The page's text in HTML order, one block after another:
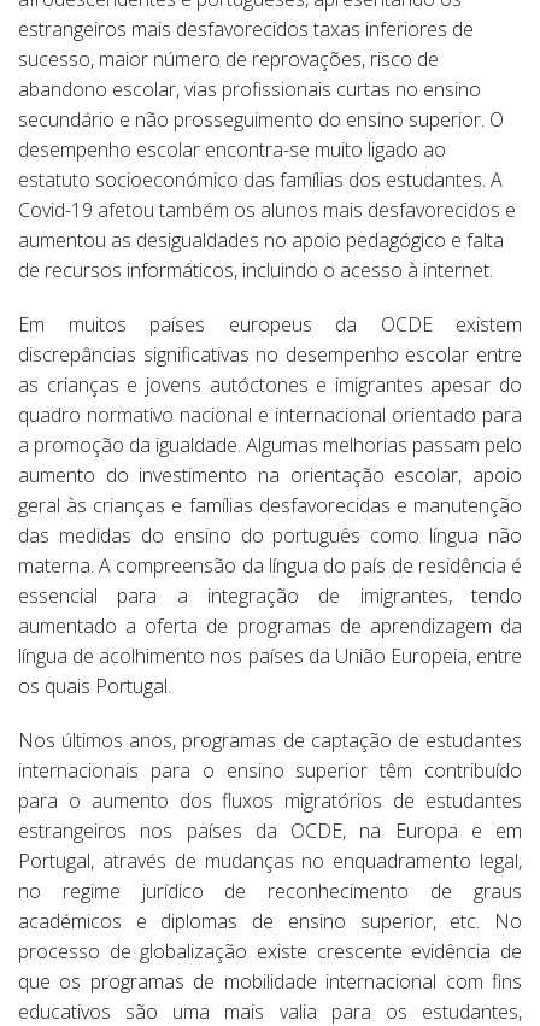
estrangeiros mais desfavorecidos taxas inferiores de
sucesso, maior número de reprovações, risco de
abandono escolar, vias profissionais curtas no ensino
secundário e não prosseguimento do ensino superior. O
desempenho escolar encontra-se muito ligado ao
estatuto socioeconómico das famílias dos estudantes. A
Covid-19 afetou também os alunos mais desfavorecidos e
aumentou as desigualdades no apoio pedagógico e falta
de recursos informáticos, incluindo o acesso à internet.
Em muitos países europeus da OCDE existem
discrepâncias significativas no desempenho escolar entre
as crianças e jovens autóctones e imigrantes apesar do
quadro normativo nacional e internacional orientado para
a promoção da igualdade. Algumas melhorias passam pelo
aumento do investimento na orientação escolar, apoio
geral às crianças e famílias desfavorecidas e manutenção
das medidas do ensino do português como língua não
materna. A compreensão da língua do país de residência é
essencial para a integração de imigrantes, tendo
aumentado a oferta de programas de aprendizagem da
língua de acolhimento nos países da União Europeia, entre
os quais Portugal.
Nos últimos anos, programas de captação de estudantes
internacionais para o ensino superior têm contribuído
para o aumento dos fluxos migratórios de estudantes
estrangeiros nos países da OCDE, na Europa e em
Portugal, através de mudanças no enquadramento legal,
no regime jurídico de reconhecimento de graus
académicos e diplomas de ensino superior, etc. No
processo de globalização existe crescente evidência de
que os programas de mobilidade internacional com fins
educativos são uma mais valia para os estudantes,